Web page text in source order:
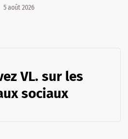
5 août 2026
VL. sur les
sociaux